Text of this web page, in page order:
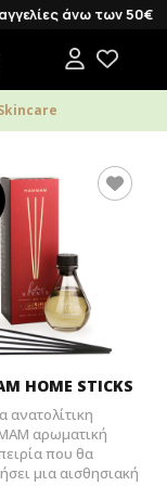
άνω των 50€
HOME STICKS
ανατολίτικη
αρωματική
που θα
μια αισθησιακή